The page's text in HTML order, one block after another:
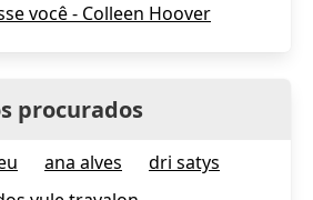
você - Colleen Hoover
procurados
ana alves
dri satys